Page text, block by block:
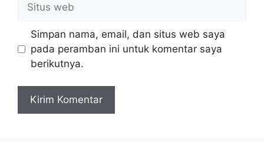
web
Simpan nama, email, dan situs web saya
pada peramban ini untuk komentar saya
berikutnya.